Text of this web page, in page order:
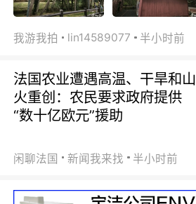
我游我拍 lin14589077 半小时前
法国农业遭遇高温、干旱和山
火重创：农民要求政府提供
“数十亿欧元”援助
闲聊法国 新闻我来找 半小时前